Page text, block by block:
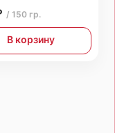
/ 150 гр.
В корзину